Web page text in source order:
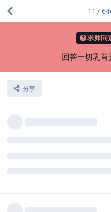
求师问
回答一切乳首
分享
11 /